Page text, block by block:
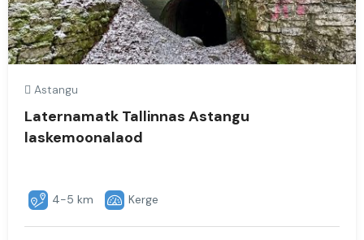
Astangu
Laternamatk Tallinnas Astangu
laskemoonalaod
4-5 km Kerge